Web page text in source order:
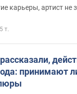
карьеры, артист не
т.
принимают